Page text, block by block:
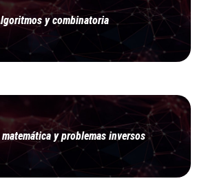
y combinatoria
y problemas inversos